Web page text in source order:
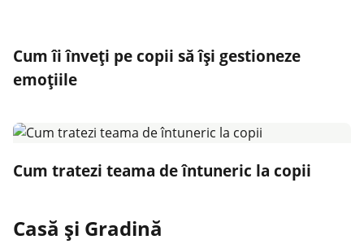
Cum îi înveți pe copii să își gestioneze
emoțiile
Cum tratezi teama de întuneric la copii
Casă şi Gradină